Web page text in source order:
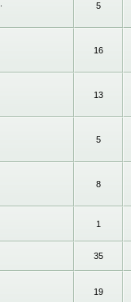
5
16
13
5
8
1
35
19